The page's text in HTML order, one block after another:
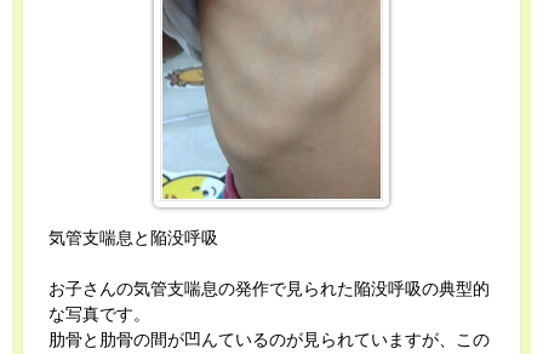
気管支喘息と陥没呼吸
お子さんの気管支喘息の発作で見られた陥没呼吸の典型的
な写真です。
肋骨と肋骨の間が凹んているのが見られていますが、この